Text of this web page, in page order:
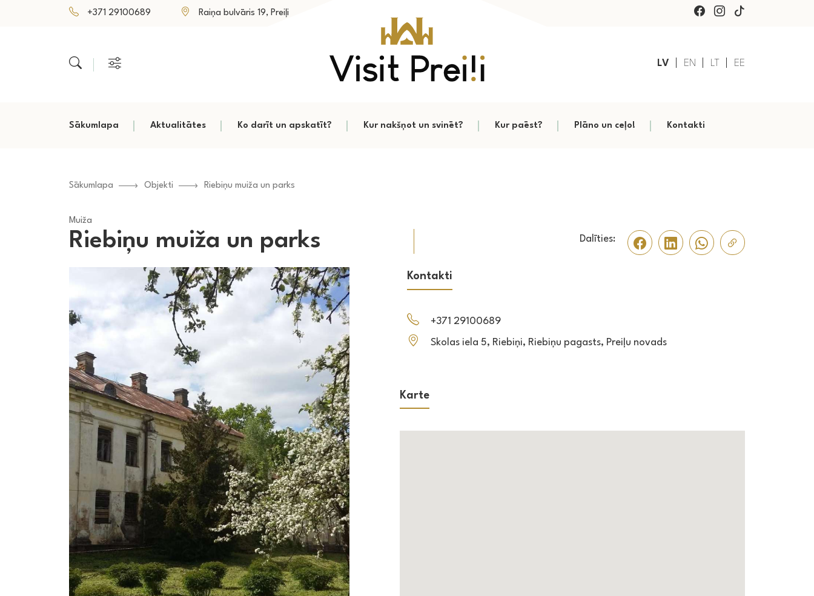
+371 29100689 Raiņa bulvāris 19, Preiļi
LV EN LT EE
Sākumlapa Aktualitātes Ko darīt un apskatīt? Kur nakšņot un svinēt? Kur paēst? Plāno un ceļo! Kontakti
Sākumlapa Objekti Riebiņu muiža un parks
Muiža
Riebiņu muiža un parks Dalīties:
Kontakti
+371 29100689
Skolas iela 5, Riebiņi, Riebiņu pagasts, Preiļu novads
Karte